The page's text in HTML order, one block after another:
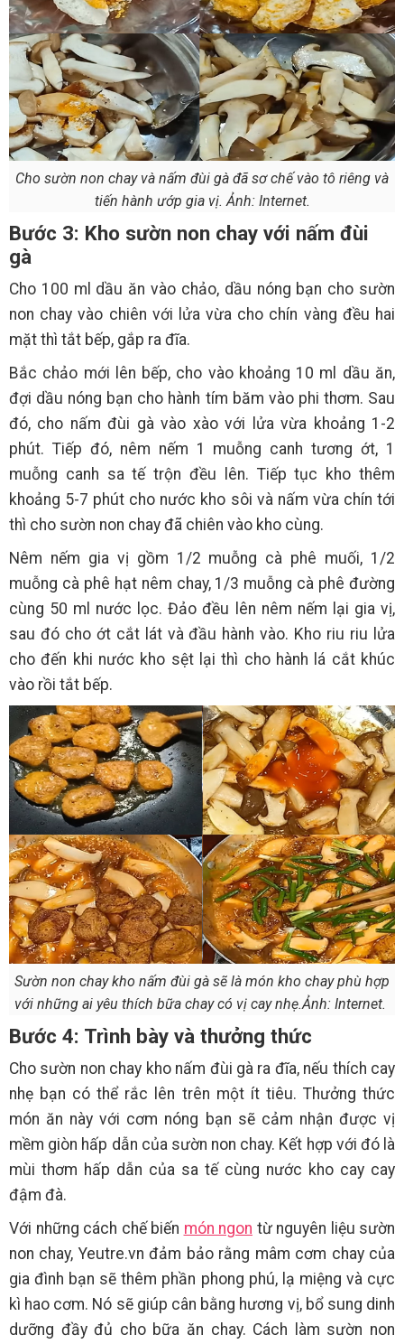
Cho sườn non chay và nấm đùi gà đã sơ chế vào tô riêng và
tiến hành ướp gia vị. Ảnh: Internet.
Bước 3: Kho sườn non chay với nấm đùi
gà
Cho 100 ml dầu ăn vào chảo, dầu nóng bạn cho sườn
non chay vào chiên với lửa vừa cho chín vàng đều hai
mặt thì tắt bếp, gắp ra đĩa.
Bắc chảo mới lên bếp, cho vào khoảng 10 ml dầu ăn,
đợi dầu nóng bạn cho hành tím băm vào phi thơm. Sau
đó, cho nấm đùi gà vào xào với lửa vừa khoảng 1-2
phút. Tiếp đó, nêm nếm 1 muỗng canh tương ớt, 1
muỗng canh sa tế trộn đều lên. Tiếp tục kho thêm
khoảng 5-7 phút cho nước kho sôi và nấm vừa chín tới
thì cho sườn non chay đã chiên vào kho cùng.
Nêm nếm gia vị gồm 1/2 muỗng cà phê muối, 1/2
muỗng cà phê hạt nêm chay, 1/3 muỗng cà phê đường
cùng 50 ml nước lọc. Đảo đều lên nêm nếm lại gia vị,
sau đó cho ớt cắt lát và đầu hành vào. Kho riu riu lửa
cho đến khi nước kho sệt lại thì cho hành lá cắt khúc
vào rồi tắt bếp.
Sườn non chay kho nấm đùi gà sẽ là món kho chay phù hợp
với những ai yêu thích bữa chay có vị cay nhẹ.Ảnh: Internet.
Bước 4: Trình bày và thưởng thức
Cho sườn non chay kho nấm đùi gà ra đĩa, nếu thích cay
nhẹ bạn có thể rắc lên trên một ít tiêu. Thưởng thức
món ăn này với cơm nóng bạn sẽ cảm nhận được vị
mềm giòn hấp dẫn của sườn non chay. Kết hợp với đó là
mùi thơm hấp dẫn của sa tế cùng nước kho cay cay
đậm đà.
Với những cách chế biến món ngon từ nguyên liệu sườn
non chay, Yeutre.vn đảm bảo rằng mâm cơm chay của
gia đình bạn sẽ thêm phần phong phú, lạ miệng và cực
kì hao cơm. Nó sẽ giúp cân bằng hương vị, bổ sung dinh
dưỡng đầy đủ cho bữa ăn chay. Cách làm sườn non